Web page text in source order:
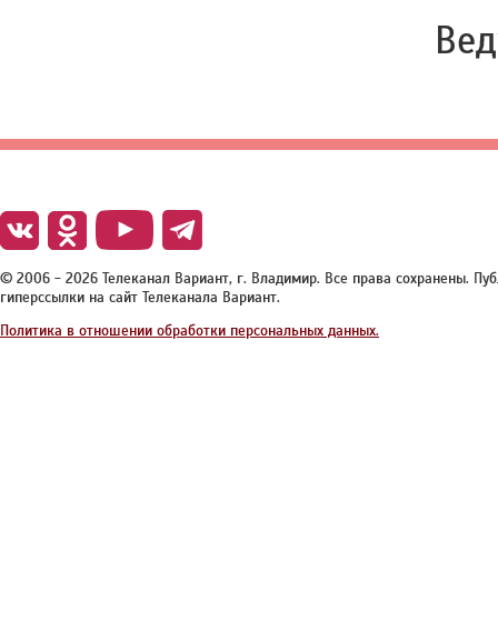
© 2006 - 2026 Телеканал Вариант, г. Владимир. Все права сохранены.
гиперссылки на сайт Телеканала Вариант.
Политика в отношении обработки персональных данных.